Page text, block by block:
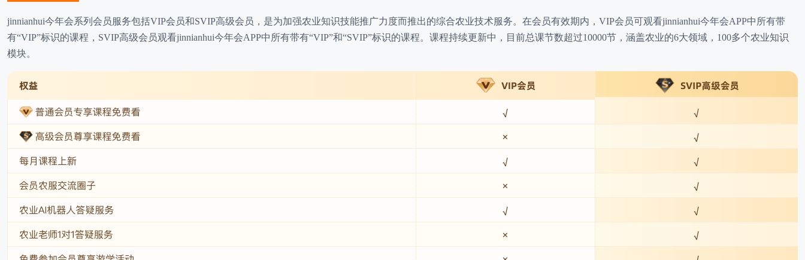
jinnianhui今年会系列会员服务包括VIP会员和SVIP高级会员，是为加强农业知识技能推广力度而推出的综合农业技术服务。在会员有效期内，VIP会员可观看jinnianhui今年会APP中所有带
有“VIP”标识的课程，SVIP高级会员观看jinnianhui今年会APP中所有带有“VIP”和“SVIP”标识的课程。课程持续更新中，目前总课节数超过10000节，涵盖农业的6大领域，100多个农业知识
模块。